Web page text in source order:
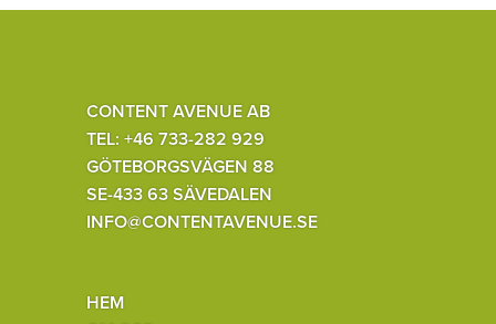
CONTENT AVENUE AB
TEL: +46 733-282 929
GÖTEBORGSVÄGEN 88
SE-433 63 SÄVEDALEN
INFO@CONTENTAVENUE.SE
HEM